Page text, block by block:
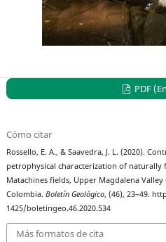
PDF
Cómo citar
Rossello, E. A., & Saavedra, J. L. (2020).
petrophysical characterization of naturally
Matachines fields, Upper Magdalena
Colombia.Boletín Geológico, (46), 23–49.
1425/boletingeo.46.2020.534
Más formatos de cita